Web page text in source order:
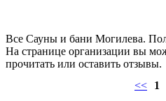
Все Сауны и бани Могилева.
На странице организации вы
прочитать или оставить отзывы.
<<
1